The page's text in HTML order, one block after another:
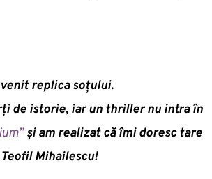
replica soțului.
de istorie, iar un thriller nu intra în
și am realizat că îmi doresc tare
Mihailescu!